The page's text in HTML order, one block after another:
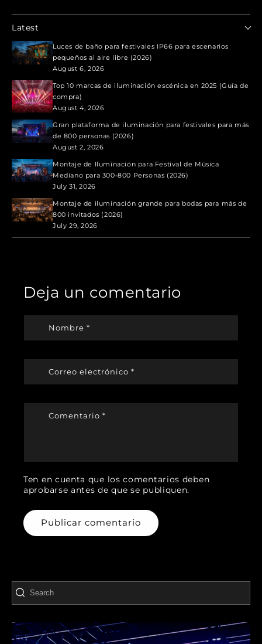
Latest
Luces de baño para festivales IP66 para escenarios
pequeños al aire libre (2026)
August 6, 2026
Top 10 marcas de iluminación escénica en 2025 (Guía de
compra)
August 4, 2026
Gran plataforma de iluminación para festivales para más
de 800 personas (2026)
August 2, 2026
Montaje de Iluminación para Festival de Música
Mediano para 300-800 Personas (2026)
July 31, 2026
Montaje de iluminación grande para bodas para más de
800 invitados (2026)
July 29, 2026
Deja un comentario
Nombre *
Correo electrónico *
Comentario *
Ten en cuenta que los comentarios deben
aprobarse antes de que se publiquen.